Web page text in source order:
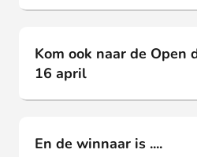
Persbericht 04 apr. 2024
Kom ook naar de Open
16 april
Persbericht 03 apr. 2024
En de winnaar is ....